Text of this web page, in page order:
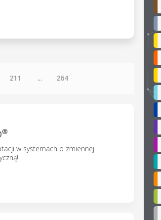
211 ... 264
®
w systemach o zmiennej